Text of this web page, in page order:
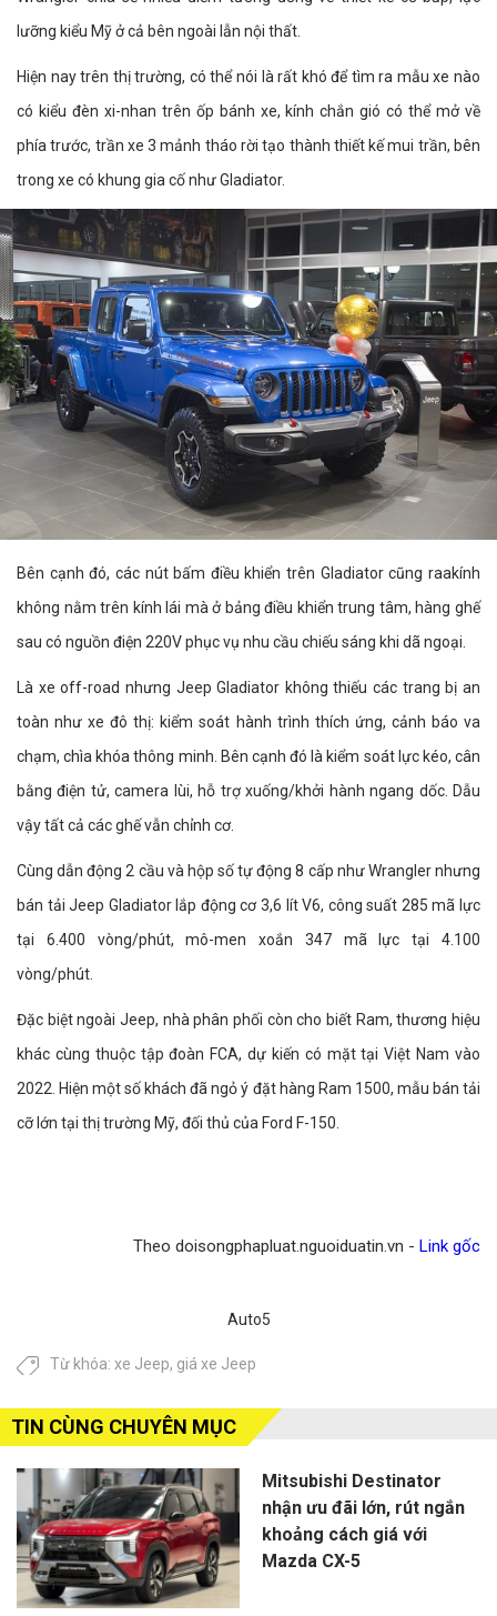
lưỡng kiểu Mỹ ở cả bên ngoài lẫn nội thất.
Hiện nay trên thị trường, có thể nói là rất khó để tìm ra mẫu xe nào
có kiểu đèn xi-nhan trên ốp bánh xe, kính chắn gió có thể mở về
phía trước, trần xe 3 mảnh tháo rời tạo thành thiết kế mui trần, bên
trong xe có khung gia cố như Gladiator.
Bên cạnh đó, các nút bấm điều khiển trên Gladiator cũng raakính
không nằm trên kính lái mà ở bảng điều khiển trung tâm, hàng ghế
sau có nguồn điện 220V phục vụ nhu cầu chiếu sáng khi dã ngoại.
Là xe off-road nhưng Jeep Gladiator không thiếu các trang bị an
toàn như xe đô thị: kiểm soát hành trình thích ứng, cảnh báo va
chạm, chìa khóa thông minh. Bên cạnh đó là kiểm soát lực kéo, cân
bằng điện tử, camera lùi, hỗ trợ xuống/khởi hành ngang dốc. Dẫu
vậy tất cả các ghế vẫn chỉnh cơ.
Cùng dẫn động 2 cầu và hộp số tự động 8 cấp như Wrangler nhưng
bán tải Jeep Gladiator lắp động cơ 3,6 lít V6, công suất 285 mã lực
tại 6.400 vòng/phút, mô-men xoắn 347 mã lực tại 4.100
vòng/phút.
Đặc biệt ngoài Jeep, nhà phân phối còn cho biết Ram, thương hiệu
khác cùng thuộc tập đoàn FCA, dự kiến có mặt tại Việt Nam vào
2022. Hiện một số khách đã ngỏ ý đặt hàng Ram 1500, mẫu bán tải
cỡ lớn tại thị trường Mỹ, đối thủ của Ford F-150.
Theo doisongphapluat.nguoiduatin.vn - Link gốc
Auto5
Từ khóa: xe Jeep, giá xe Jeep
TIN CÙNG CHUYÊN MỤC
Mitsubishi Destinator
nhận ưu đãi lớn, rút ngắn
khoảng cách giá với
Mazda CX-5